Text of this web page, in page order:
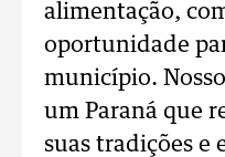
alimentação,
oportunidade
município.
um Paraná que
suas tradições e